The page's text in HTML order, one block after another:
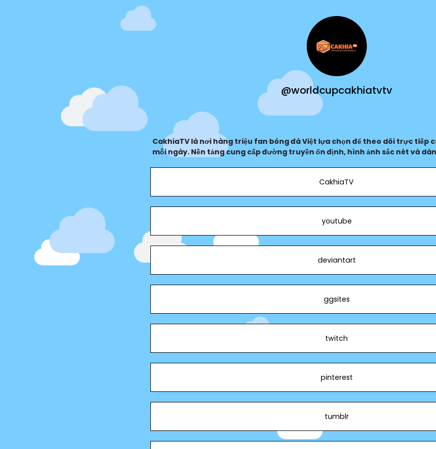
@worldcupcakhiatvtv
CakhiaTV là nơi hàng triệu fan bóng đá Việt lựa chọn để theo dõi trực tiếp
mỗi ngày. Nền tảng cung cấp đường truyền ổn định, hình ảnh sắc nét và
CakhiaTV
youtube
deviantart
ggsites
twitch
pinterest
tumblr